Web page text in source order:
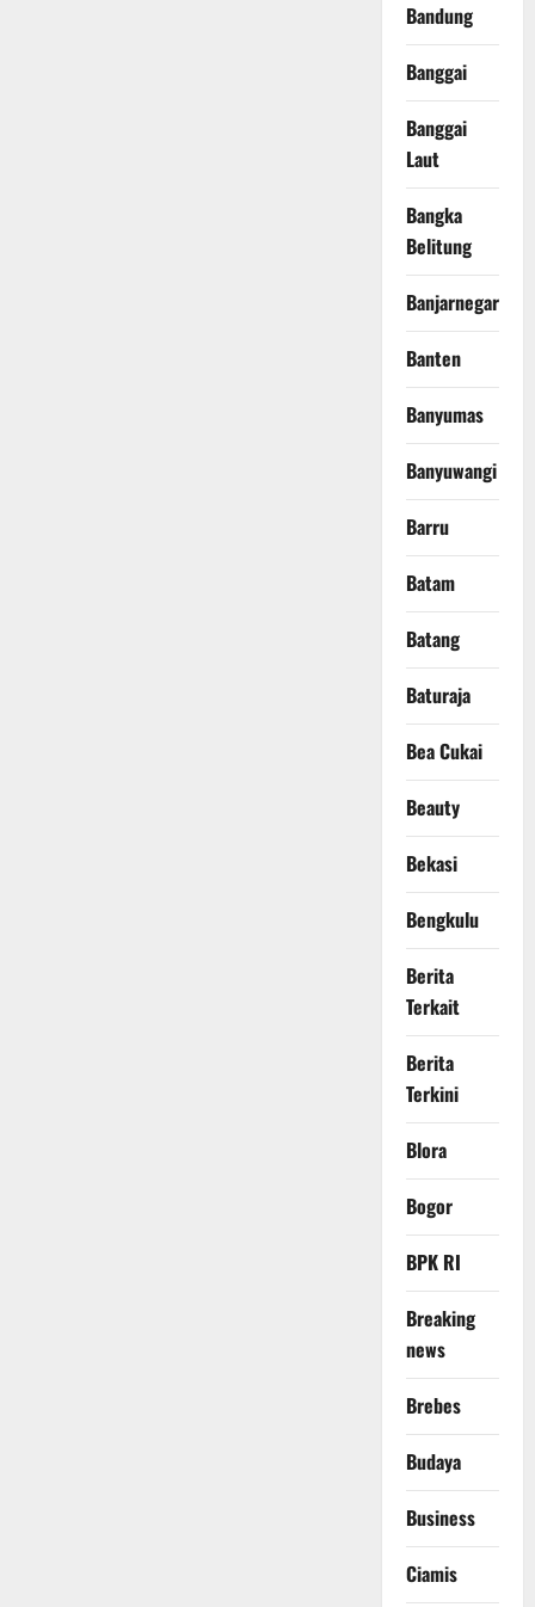
Bandung
Banggai
Banggai
Laut
Bangka
Belitung
Banjarnegara
Banten
Banyumas
Banyuwangi
Barru
Batam
Batang
Baturaja
Bea Cukai
Beauty
Bekasi
Bengkulu
Berita
Terkait
Berita
Terkini
Blora
Bogor
BPK RI
Breaking
news
Brebes
Budaya
Business
Ciamis